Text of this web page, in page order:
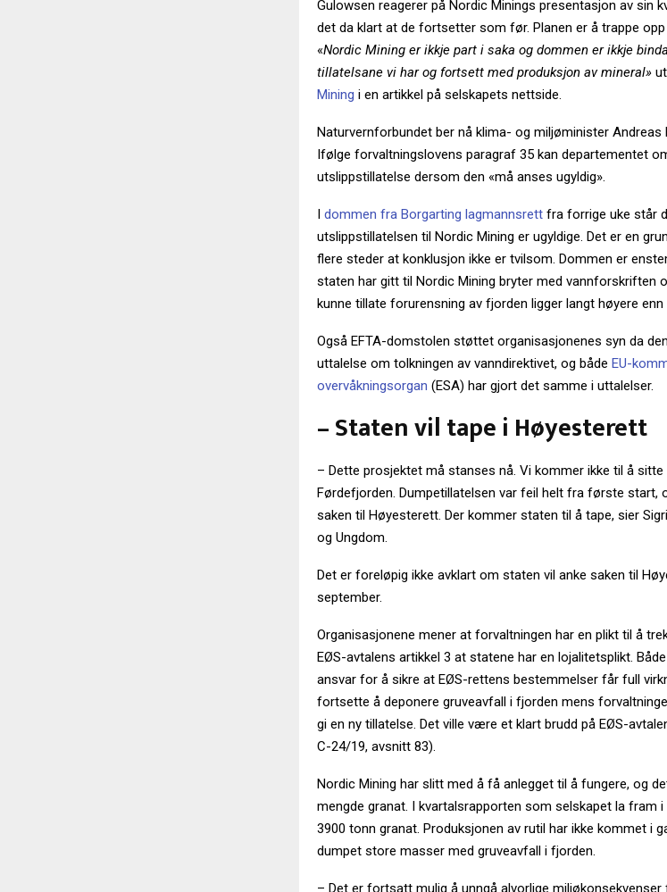
Gulowsen reagerer på Nordic Minings presentasjon av sin
det da klart at de fortsetter som før. Planen er å trappe
«Nordic Mining er ikkje part i saka og dommen er ikkje
tillatelsane vi har og fortsett med produksjon av mineral»
Mining i en artikkel på selskapets nettside.
Naturvernforbundet ber nå klima- og miljøminister Andreas
Ifølge forvaltningslovens paragraf 35 kan departementet
utslippstillatelse dersom den «må anses ugyldig».
dommen fra Borgarting lagmannsrett fra forrige uke står
utslippstillatelsen til Nordic Mining er ugyldige. Det er en
flere steder at konklusjon ikke er tvilsom. Dommen er
staten har gitt til Nordic Mining bryter med vannforskriften
kunne tillate forurensning av fjorden ligger langt høyere
Også EFTA-domstolen støttet organisasjonenes syn da
uttalelse om tolkningen av vanndirektivet, og både EU-
overvåkningsorgan (ESA) har gjort det samme i uttalelser.
– Staten vil tape i Høyesterett
– Dette prosjektet må stanses nå. Vi kommer ikke til å
Førdefjorden. Dumpetillatelsen var feil helt fra første start,
saken til Høyesterett. Der kommer staten til å tape, sier
og Ungdom.
Det er foreløpig ikke avklart om staten vil anke saken til
september.
Organisasjonene mener at forvaltningen har en plikt til å
EØS-avtalens artikkel 3 at statene har en lojalitetsplikt.
ansvar for å sikre at EØS-rettens bestemmelser får full
fortsette å deponere gruveavfall i fjorden mens
gi en ny tillatelse. Det ville være et klart brudd på EØS-
C-24/19, avsnitt 83).
Nordic Mining har slitt med å få anlegget til å fungere, og
mengde granat. I kvartalsrapporten som selskapet la fram
3900 tonn granat. Produksjonen av rutil har ikke kommet i
dumpet store masser med gruveavfall i fjorden.